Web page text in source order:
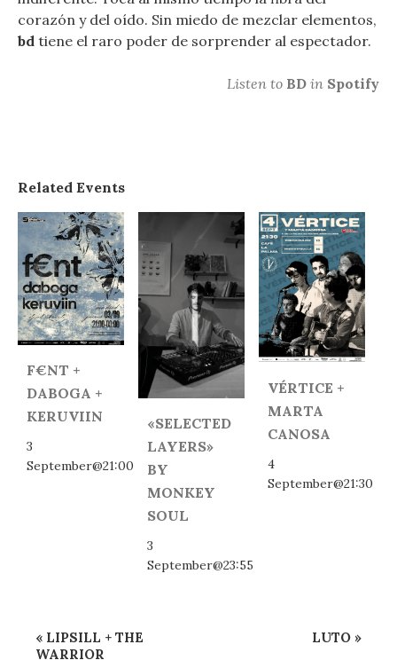
corazón y del oído. Sin miedo de mezclar elementos,
bd tiene el raro poder de sorprender al espectador.
Listen to BD in Spotify
Related Events
F€NT +
DABOGA +
KERUVIIN
3
September@21:00
«SELECTED
LAYERS»
BY
MONKEY
SOUL
3
September@23:55
VÉRTICE +
MARTA
CANOSA
4
September@21:30
Event
Navigation
« LIPSILL + THE
WARRIOR
LUTO »